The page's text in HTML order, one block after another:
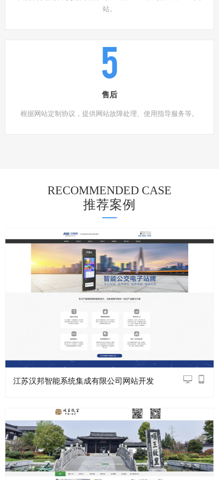
站。
5
售后
根据网站定制协议，提供网站故障处理、使用指导服务等。
RECOMMENDED CASE
推荐案例
江苏汉邦智能系统集成有限公司网站开发